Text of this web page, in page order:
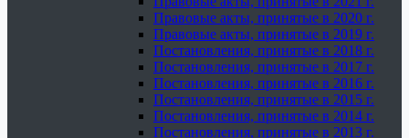
Правовые акты, принятые в 2020 г.
Правовые акты, принятые в 2019 г.
Постановления, принятые в 2018 г.
Постановления, принятые в 2017 г.
Постановления, принятые в 2016 г.
Постановления, принятые в 2015 г.
Постановления, принятые в 2014 г.
Постановления, принятые в 2013 г.